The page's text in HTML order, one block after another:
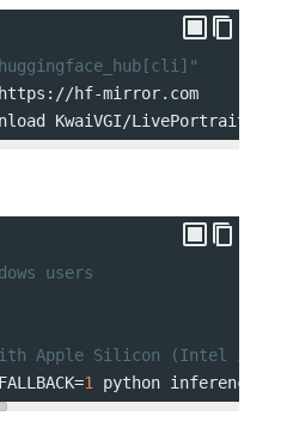
hf-mirror.com
KwaiVGI/LivePortrait
users
Apple Silicon (Intel is not
=1 python inference.py